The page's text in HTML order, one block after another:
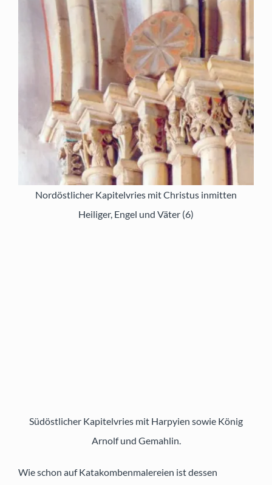
Nordöstlicher Kapitelvries mit Christus inmitten
Heiliger, Engel und Väter (6)
Südöstlicher Kapitelvries mit Harpyien sowie König
Arnolf und Gemahlin.
Wie schon auf Katakombenmalereien ist dessen